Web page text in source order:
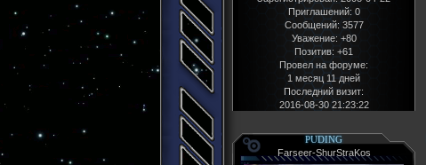
Приглашений: 0
Сообщений: 3577
Уважение: +80
Позитив: +61
Провел на форуме:
1 месяц 11 дней
Последний визит:
2016-08-30 21:23:22
PUDING
Farseer-ShurStraKos